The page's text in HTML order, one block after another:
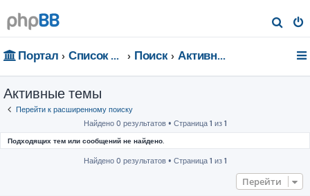
о
Портал Список форумов Поиск Активные темы
Активные темы
Перейти к расширенному поиску
Найдено 0 результатов • Страница 1 из 1
Подходящих тем или сообщений не найдено.
Найдено 0 результатов • Страница 1 из 1
Перейти